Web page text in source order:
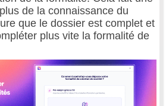
de la connaissance du
que le dossier est complet et
plus vite la formalité de